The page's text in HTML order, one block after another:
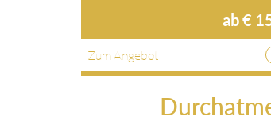
ab €
Zum Angebot